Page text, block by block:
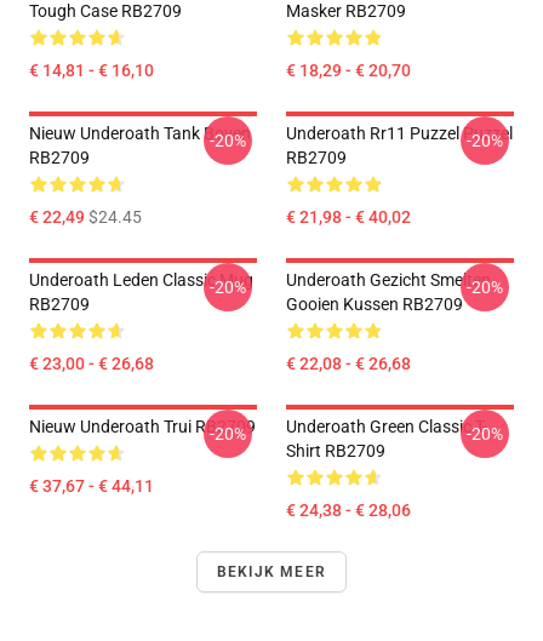
Tough Case RB2709
€ 14,81 - € 16,10
Masker RB2709
€ 18,29 - € 20,70
Nieuw Underoath Tank Boven
RB2709
€ 22,49$24.45
-20%
Underoath Rr11 Puzzel Puzzel
RB2709
€ 21,98 - € 40,02
-20%
Underoath Leden Classic Mug
RB2709
€ 23,00 - € 26,68
-20%
Underoath Gezicht Smelten
Gooien Kussen RB2709
€ 22,08 - € 26,68
-20%
Nieuw Underoath Trui RB2709
€ 37,67 - € 44,11
-20%
Underoath Green Classic T-
Shirt RB2709
€ 24,38 - € 28,06
-20%
BEKIJK MEER